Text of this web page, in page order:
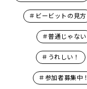
＃ビービットの見方
＃普通じゃない
＃うれしい！
＃参加者募集中！